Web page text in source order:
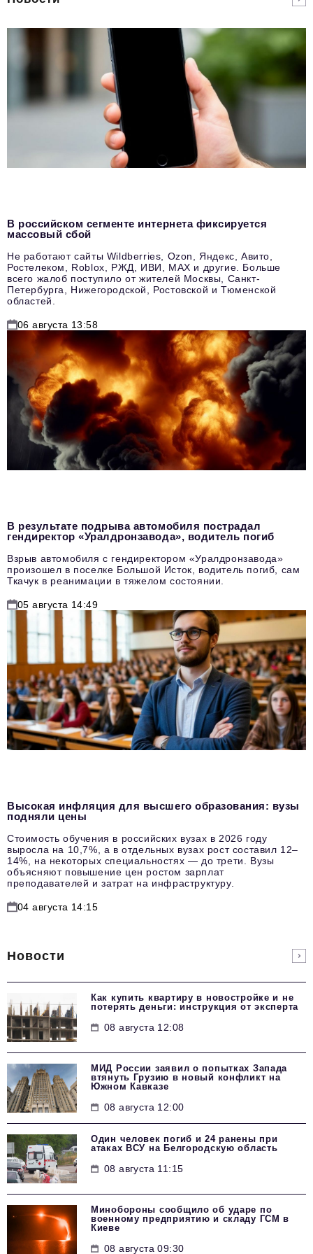
В российском сегменте интернета фиксируется
массовый сбой
Не работают сайты Wildberries, Ozon, Яндекс, Авито,
Ростелеком, Roblox, РЖД, ИВИ, MAX и другие. Больше
всего жалоб поступило от жителей Москвы, Санкт-
Петербурга, Нижегородской, Ростовской и Тюменской
областей.
06 августа 13:58
В результате подрыва автомобиля пострадал
гендиректор «Уралдронзавода», водитель погиб
Взрыв автомобиля с гендиректором «Уралдронзавода»
произошел в поселке Большой Исток, водитель погиб, сам
Ткачук в реанимации в тяжелом состоянии.
05 августа 14:49
Высокая инфляция для высшего образования: вузы
подняли цены
Стоимость обучения в российских вузах в 2026 году
выросла на 10,7%, а в отдельных вузах рост составил 12–
14%, на некоторых специальностях — до трети. Вузы
объясняют повышение цен ростом зарплат
преподавателей и затрат на инфраструктуру.
04 августа 14:15
Новости
Как купить квартиру в новостройке и не
потерять деньги: инструкция от эксперта
08 августа 12:08
МИД России заявил о попытках Запада
втянуть Грузию в новый конфликт на
Южном Кавказе
08 августа 12:00
Один человек погиб и 24 ранены при
атаках ВСУ на Белгородскую область
08 августа 11:15
Минобороны сообщило об ударе по
военному предприятию и складу ГСМ в
Киеве
08 августа 09:30